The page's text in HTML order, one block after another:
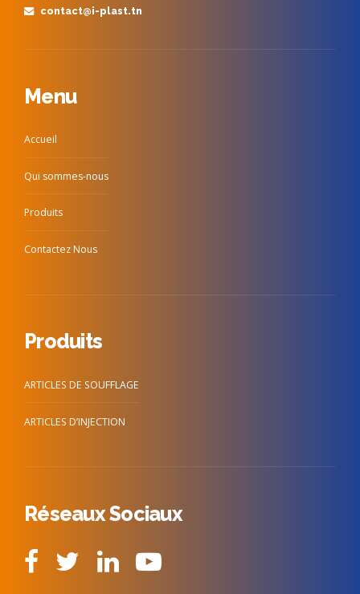
contact@i-plast.tn
Menu
Accueil
Qui sommes-nous
Produits
Contactez Nous
Produits
ARTICLES DE SOUFFLAGE
ARTICLES D’INJECTION
Réseaux Sociaux